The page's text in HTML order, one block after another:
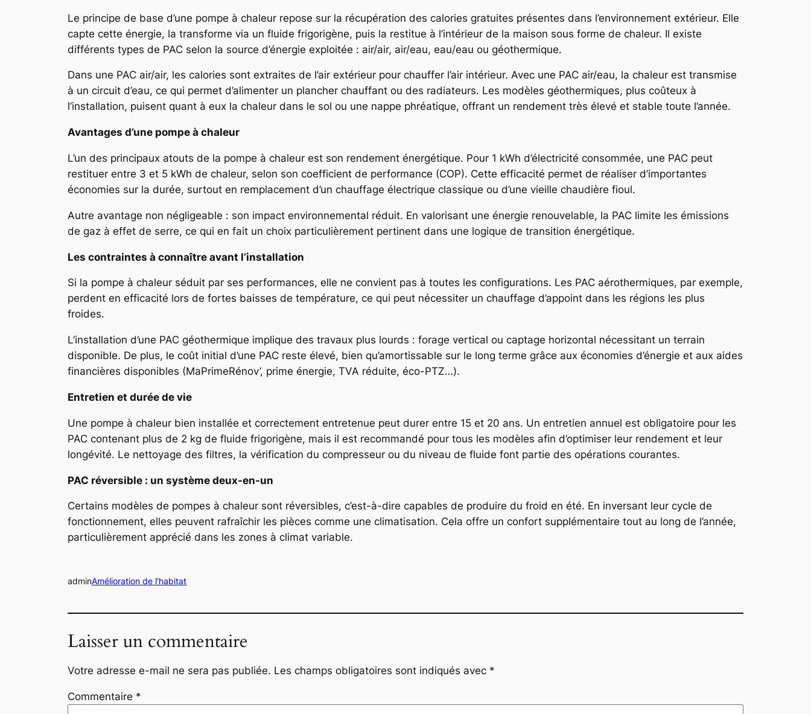
Le principe de base d’une pompe à chaleur repose sur la récupération des calories gratuites présentes dans l’environnement extérieur. Elle
capte cette énergie, la transforme via un fluide frigorigène, puis la restitue à l’intérieur de la maison sous forme de chaleur. Il existe
différents types de PAC selon la source d’énergie exploitée : air/air, air/eau, eau/eau ou géothermique.
Dans une PAC air/air, les calories sont extraites de l’air extérieur pour chauffer l’air intérieur. Avec une PAC air/eau, la chaleur est transmise
à un circuit d’eau, ce qui permet d’alimenter un plancher chauffant ou des radiateurs. Les modèles géothermiques, plus coûteux à
l’installation, puisent quant à eux la chaleur dans le sol ou une nappe phréatique, offrant un rendement très élevé et stable toute l’année.
Avantages d’une pompe à chaleur
L’un des principaux atouts de la pompe à chaleur est son rendement énergétique. Pour 1 kWh d’électricité consommée, une PAC peut
restituer entre 3 et 5 kWh de chaleur, selon son coefficient de performance (COP). Cette efficacité permet de réaliser d’importantes
économies sur la durée, surtout en remplacement d’un chauffage électrique classique ou d’une vieille chaudière fioul.
Autre avantage non négligeable : son impact environnemental réduit. En valorisant une énergie renouvelable, la PAC limite les émissions
de gaz à effet de serre, ce qui en fait un choix particulièrement pertinent dans une logique de transition énergétique.
Les contraintes à connaître avant l’installation
Si la pompe à chaleur séduit par ses performances, elle ne convient pas à toutes les configurations. Les PAC aérothermiques, par exemple,
perdent en efficacité lors de fortes baisses de température, ce qui peut nécessiter un chauffage d’appoint dans les régions les plus
froides.
L’installation d’une PAC géothermique implique des travaux plus lourds : forage vertical ou captage horizontal nécessitant un terrain
disponible. De plus, le coût initial d’une PAC reste élevé, bien qu’amortissable sur le long terme grâce aux économies d’énergie et aux aides
financières disponibles (MaPrimeRénov’, prime énergie, TVA réduite, éco-PTZ…).
Entretien et durée de vie
Une pompe à chaleur bien installée et correctement entretenue peut durer entre 15 et 20 ans. Un entretien annuel est obligatoire pour les
PAC contenant plus de 2 kg de fluide frigorigène, mais il est recommandé pour tous les modèles afin d’optimiser leur rendement et leur
longévité. Le nettoyage des filtres, la vérification du compresseur ou du niveau de fluide font partie des opérations courantes.
PAC réversible : un système deux-en-un
Certains modèles de pompes à chaleur sont réversibles, c’est-à-dire capables de produire du froid en été. En inversant leur cycle de
fonctionnement, elles peuvent rafraîchir les pièces comme une climatisation. Cela offre un confort supplémentaire tout au long de l’année,
particulièrement apprécié dans les zones à climat variable.
adminAmélioration de l’habitat
Laisser un commentaire
Votre adresse e-mail ne sera pas publiée. Les champs obligatoires sont indiqués avec *
Commentaire *